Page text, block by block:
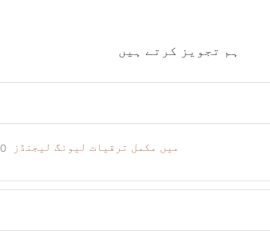
ہم تجویز کرتے ہیں
میں مکمل ترقیات لیونگ لیجنڈز 0